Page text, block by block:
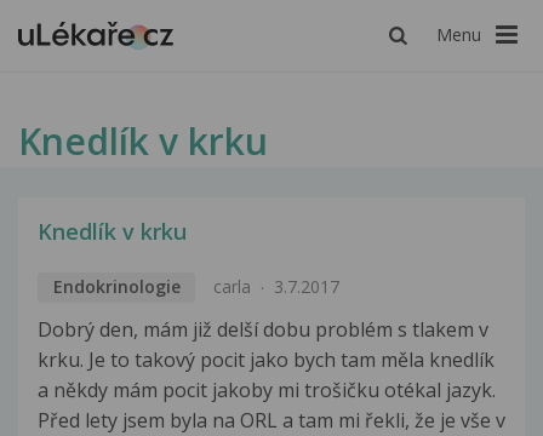
Menu
Knedlík v krku
Knedlík v krku
Endokrinologie carla 3.7.2017
Dobrý den, mám již delší dobu problém s tlakem v
krku. Je to takový pocit jako bych tam měla knedlík
a někdy mám pocit jakoby mi trošičku otékal jazyk.
Před lety jsem byla na ORL a tam mi řekli, že je vše v